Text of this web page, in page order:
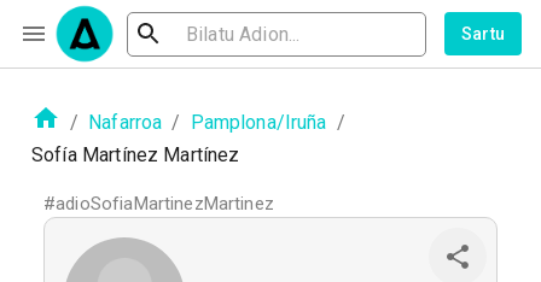
Sartu
/ Nafarroa / Pamplona/Iruña /
Sofía Martínez Martínez
#adioSofiaMartinezMartinez